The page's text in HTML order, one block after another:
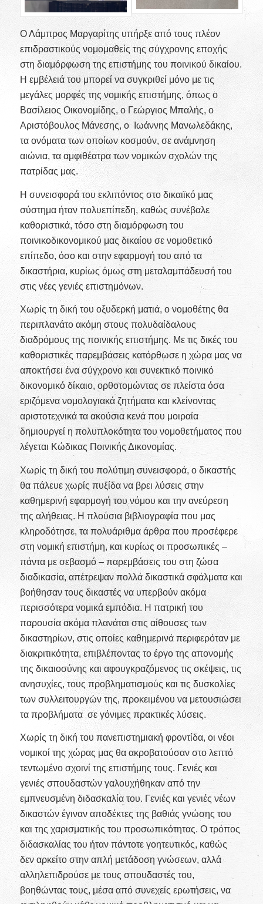
Ο Λάμπρος Μαργαρίτης υπήρξε από τους πλέον
επιδραστικούς νομομαθείς της σύγχρονης εποχής
στη διαμόρφωση της επιστήμης του ποινικού δικαίου.
Η εμβέλειά του μπορεί να συγκριθεί μόνο με τις
μεγάλες μορφές της νομικής επιστήμης, όπως ο
Βασίλειος Οικονομίδης, ο Γεώργιος Μπαλής, ο
Αριστόβουλος Μάνεσης, ο Ιωάννης Μανωλεδάκης,
τα ονόματα των οποίων κοσμούν, σε ανάμνηση
αιώνια, τα αμφιθέατρα των νομικών σχολών της
πατρίδας μας.
Η συνεισφορά του εκλιπόντος στο δικαιϊκό μας
σύστημα ήταν πολυεπίπεδη, καθώς συνέβαλε
καθοριστικά, τόσο στη διαμόρφωση του
ποινικοδικονομικού μας δικαίου σε νομοθετικό
επίπεδο, όσο και στην εφαρμογή του από τα
δικαστήρια, κυρίως όμως στη μεταλαμπάδευσή του
στις νέες γενιές επιστημόνων.
Χωρίς τη δική του οξυδερκή ματιά, ο νομοθέτης θα
περιπλανάτο ακόμη στους πολυδαίδαλους
διαδρόμους της ποινικής επιστήμης. Με τις δικές του
καθοριστικές παρεμβάσεις κατόρθωσε η χώρα μας να
αποκτήσει ένα σύγχρονο και συνεκτικό ποινικό
δικονομικό δίκαιο, ορθοτομώντας σε πλείστα όσα
εριζόμενα νομολογιακά ζητήματα και κλείνοντας
αριστοτεχνικά τα ακούσια κενά που μοιραία
δημιουργεί η πολυπλοκότητα του νομοθετήματος που
λέγεται Κώδικας Ποινικής Δικονομίας.
Χωρίς τη δική του πολύτιμη συνεισφορά, ο δικαστής
θα πάλευε χωρίς πυξίδα να βρει λύσεις στην
καθημερινή εφαρμογή του νόμου και την ανεύρεση
της αλήθειας. Η πλούσια βιβλιογραφία που μας
κληροδότησε, τα πολυάριθμα άρθρα που προσέφερε
στη νομική επιστήμη, και κυρίως οι προσωπικές –
πάντα με σεβασμό – παρεμβάσεις του στη ζώσα
διαδικασία, απέτρεψαν πολλά δικαστικά σφάλματα και
βοήθησαν τους δικαστές να υπερβούν ακόμα
περισσότερα νομικά εμπόδια. Η πατρική του
παρουσία ακόμα πλανάται στις αίθουσες των
δικαστηρίων, στις οποίες καθημερινά περιφερόταν με
διακριτικότητα, επιβλέποντας το έργο της απονομής
της δικαιοσύνης και αφουγκραζόμενος τις σκέψεις, τις
ανησυχίες, τους προβληματισμούς και τις δυσκολίες
των συλλειτουργών της, προκειμένου να μετουσιώσει
τα προβλήματα σε γόνιμες πρακτικές λύσεις.
Χωρίς τη δική του πανεπιστημιακή φροντίδα, οι νέοι
νομικοί της χώρας μας θα ακροβατούσαν στο λεπτό
τεντωμένο σχοινί της επιστήμης τους. Γενιές και
γενιές σπουδαστών γαλουχήθηκαν από την
εμπνευσμένη διδασκαλία του. Γενιές και γενιές νέων
δικαστών έγιναν αποδέκτες της βαθιάς γνώσης του
και της χαρισματικής του προσωπικότητας. Ο τρόπος
διδασκαλίας του ήταν πάντοτε γοητευτικός, καθώς
δεν αρκείτο στην απλή μετάδοση γνώσεων, αλλά
αλληλεπιδρούσε με τους σπουδαστές του,
βοηθώντας τους, μέσα από συνεχείς ερωτήσεις, να